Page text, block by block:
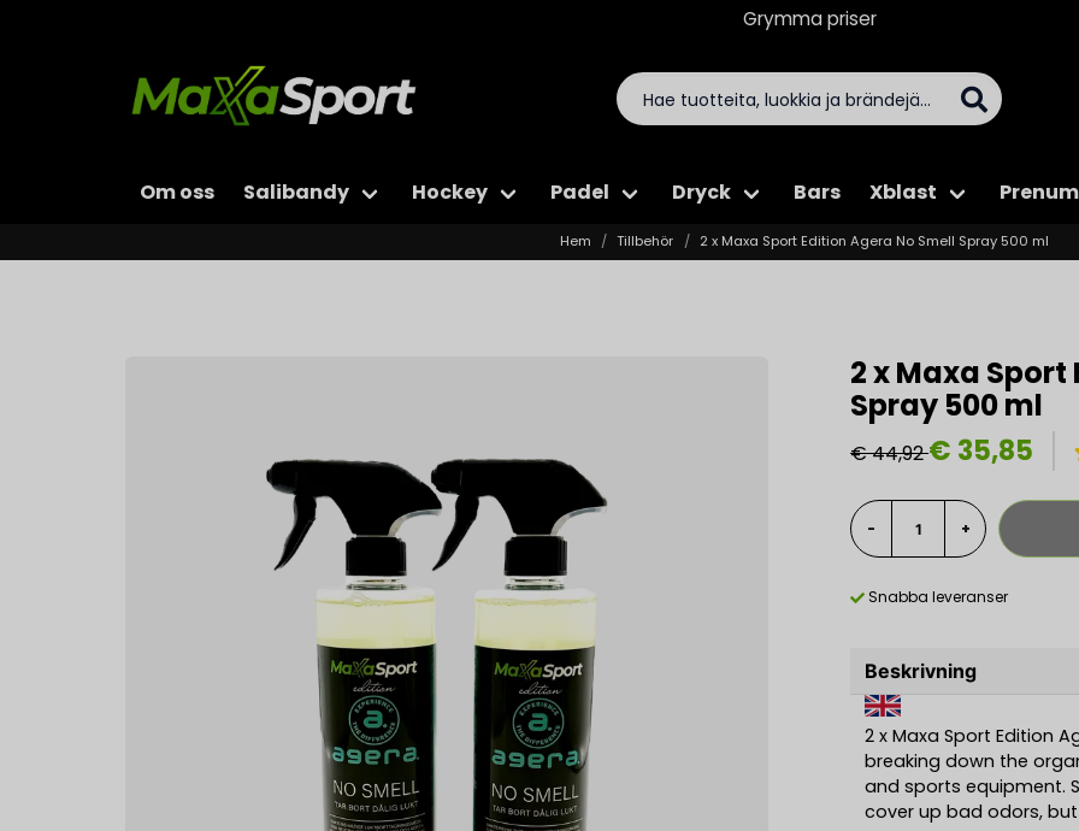
Grymma priser
Om oss Salibandy Hockey Padel Dryck Bars Xblast
Hem Tillbehör 2 x Maxa Sport Edition Agera No Smell Spray 500 ml
2 x Maxa
Spray 500 ml
€ 44,92€ 35,85
- +
Snabba leveranser
Beskrivning
2 x Maxa Sport Edition
breaking down the
and sports equipment.
cover up bad odors,